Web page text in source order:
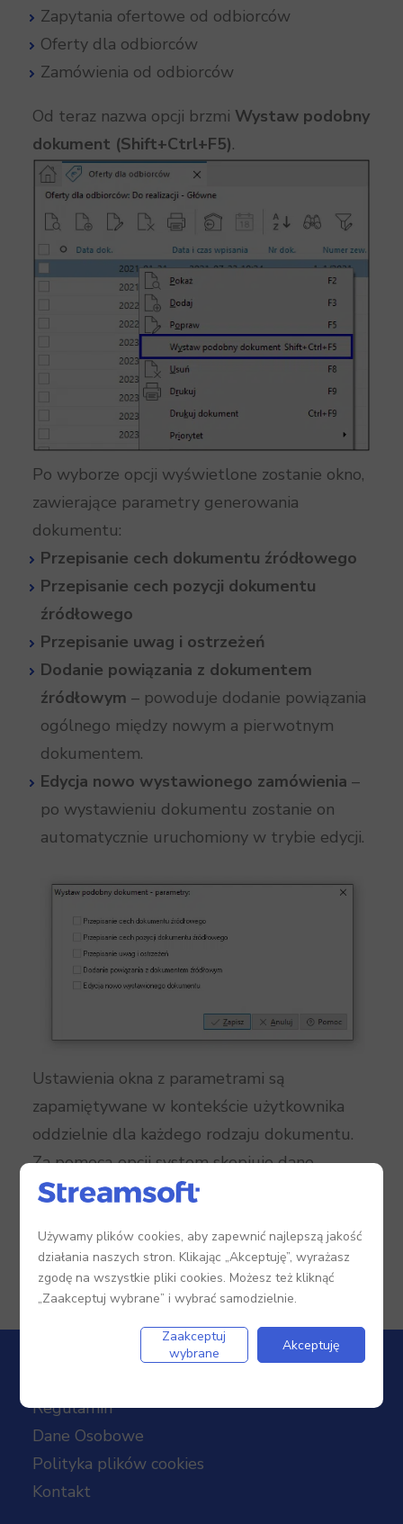
Zapytania ofertowe od odbiorców
Oferty dla odbiorców
Zamówienia od odbiorców
Od teraz nazwa opcji brzmi Wystaw podobny
dokument (Shift+Ctrl+F5).
Po wyborze opcji wyświetlone zostanie okno,
zawierające parametry generowania
dokumentu:
Przepisanie cech dokumentu źródłowego
Przepisanie cech pozycji dokumentu
źródłowego
Przepisanie uwag i ostrzeżeń
Dodanie powiązania z dokumentem
źródłowym – powoduje dodanie powiązania
ogólnego między nowym a pierwotnym
dokumentem.
Edycja nowo wystawionego zamówienia –
po wystawieniu dokumentu zostanie on
automatycznie uruchomiony w trybie edycji.
Ustawienia okna z parametrami są
zapamiętywane w kontekście użytkownika
oddzielnie dla każdego rodzaju dokumentu.
Za pomocą opcji system skopiuje dane
kontrahenta, wszystkie pozycje dokumentu
Regulamin
Dane Osobowe
Polityka plików cookies
Kontakt
Używamy plików cookies, aby zapewnić najlepszą jakość
działania naszych stron. Klikając „Akceptuję”, wyrażasz
zgodę na wszystkie pliki cookies. Możesz też kliknąć
„Zaakceptuj wybrane” i wybrać samodzielnie.
Zaakceptuj
wybrane
Akceptuję